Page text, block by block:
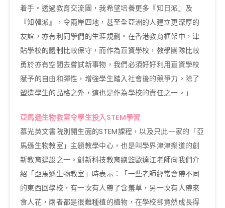
着手。透過教育交流團，我希望培養更多『知日派』及
『知韓派』，令兩岸四地，甚至全亞洲的人建立更深厚的
友誼，亦有利同學們的生涯規劃。在香港教育框架中，津
貼學校的體制比較保守，而作為直資學校，教學團隊比較
勇於亦有空間去嘗試新事物，我們必須好好利用直資學校
賦予的自由和彈性，增強學生踏入社會後的競爭力。除了
塑造學生的品格之外，這也是作為學校的責任之一。」
亞馬遜生物教室令學生投入STEM學習
慕光英文書院別開生面的STEM課程，以及只此一家的「亞
馬遜生物教室」主題教學中心，也是叫學界津津樂道的創
新教育建設之一。創新科技教育總監歐達江老師向我們介
紹「亞馬遜生物教室」時表示：「一些老師經常會帶不同
的東西回學校，有一次有人帶了含羞草，另一次有人帶來
食人花，兩者都是很難種植的植物，在學校卻竟然成長得